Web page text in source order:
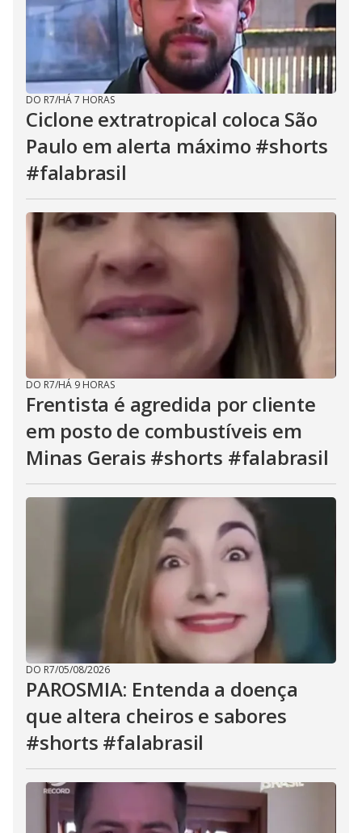
DO R7/HÁ 7 HORAS
Ciclone extratropical coloca São
Paulo em alerta máximo #shorts
#falabrasil
DO R7/HÁ 9 HORAS
Frentista é agredida por cliente
em posto de combustíveis em
Minas Gerais #shorts #falabrasil
DO R7/05/08/2026
PAROSMIA: Entenda a doença
que altera cheiros e sabores
#shorts #falabrasil